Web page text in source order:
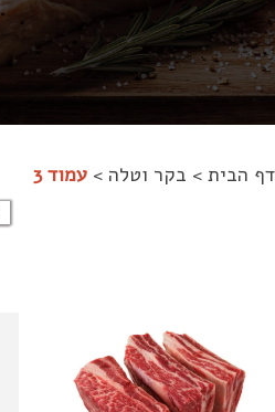
דף הבית > בקר וטלה > עמוד 3